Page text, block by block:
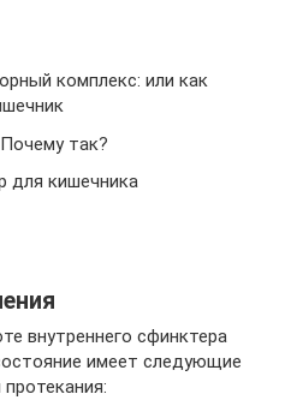
комплекс: или как
так?
для кишечника
внутреннего сфинктера
имеет следующие